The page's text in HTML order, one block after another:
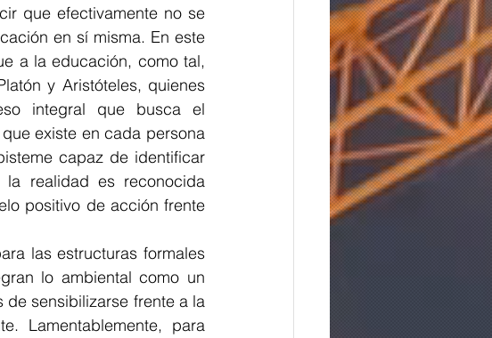
que efectivamente no se
en sí misma. En este
a la educación, como tal,
y Aristóteles, quienes
integral que busca el
existe en cada persona
capaz de identificar
la realidad es reconocida
positivo de acción frente
las estructuras formales
lo ambiental como un
sensibilizarse frente a la
Lamentablemente, para